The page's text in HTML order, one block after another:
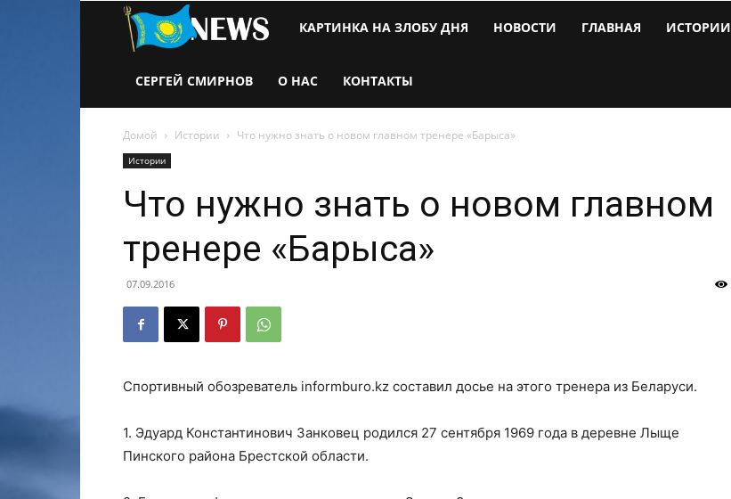
Новости
Казахстана
КАРТИНКА НА ЗЛОБУ ДНЯ НОВОСТИ ГЛАВНАЯ ИСТОРИИ
СЕРГЕЙ СМИРНОВ О НАС КОНТАКТЫ
Домой Истории Что нужно знать о новом главном тренере «Барыса»
Истории
Что нужно знать о новом главном
тренере «Барыса»
07.09.2016
Спортивный обозреватель informburo.kz составил досье на этого тренера из Беларуси.
1. Эдуард Константинович Занковец родился 27 сентября 1969 года в деревне Лыще
Пинского района Брестской области.